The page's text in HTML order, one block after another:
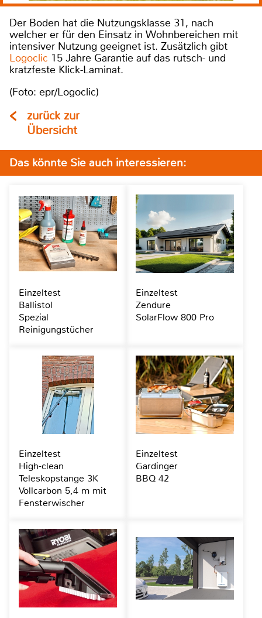
Der Boden hat die Nutzungsklasse 31, nach
welcher er für den Einsatz in Wohnbereichen mit
intensiver Nutzung geeignet ist. Zusätzlich gibt
Logoclic 15 Jahre Garantie auf das rutsch- und
kratzfeste Klick-Laminat.
(Foto: epr/Logoclic)
zurück zur
Übersicht
Das könnte Sie auch interessieren:
Einzeltest
Ballistol
Spezial
Reinigungstücher
Einzeltest
Zendure
SolarFlow 800 Pro
Einzeltest
High-clean
Teleskopstange 3K
Vollcarbon 5,4 m mit
Fensterwischer
Einzeltest
Gardinger
BBQ 42